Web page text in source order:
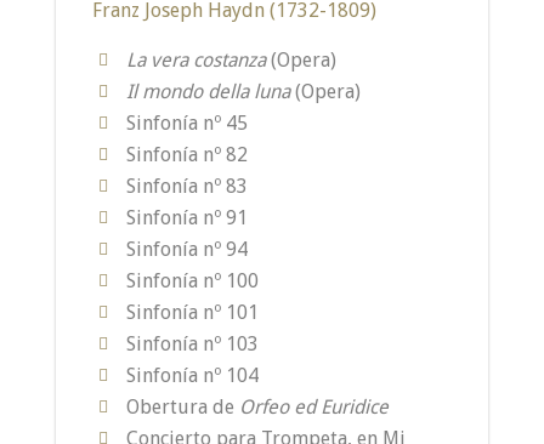
Franz Joseph Haydn (1732-1809)
La vera costanza(Opera)
Il mondo della luna(Opera)
Sinfonía nº 45
Sinfonía nº 82
Sinfonía nº 83
Sinfonía nº 91
Sinfonía nº 94
Sinfonía nº 100
Sinfonía nº 101
Sinfonía nº 103
Sinfonía nº 104
Obertura de Orfeo ed Euridice
Concierto para Trompeta, en Mi